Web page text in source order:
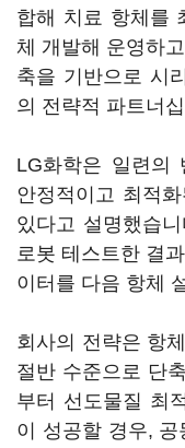
합해 치료 항체를
체 개발해 운영하
축을 기반으로 시
의 전략적 파트너
LG화학은 일련의
안정적이고 최적
있다고 설명했습
로봇 테스트한 결
이터를 다음 항체
회사의 전략은 항
절반 수준으로 단
부터 선도물질 최
이 성공할 경우,